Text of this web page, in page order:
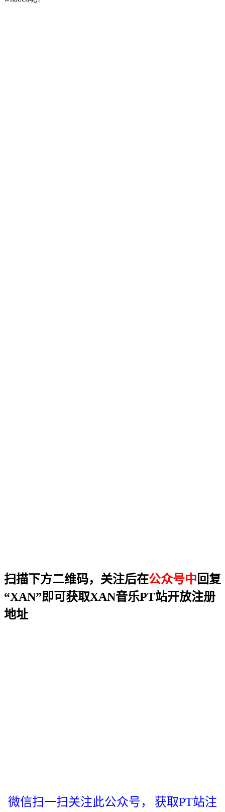
扫描下方二维码，关注后在公众号中回复
“XAN”即可获取XAN音乐PT站开放注册
地址
微信扫一扫关注此公众号， 获取PT站注